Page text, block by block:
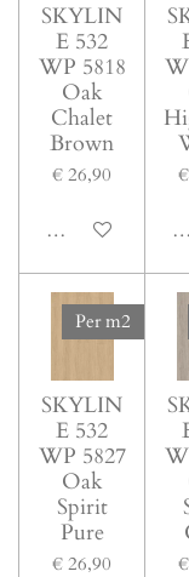
SKYLIN
E 532
WP 5818
Oak
Chalet
Brown
€ 26,90
Bekijk details
Per m2
SKYLIN
E 532
WP 5827
Oak
Spirit
Pure
€ 26,90